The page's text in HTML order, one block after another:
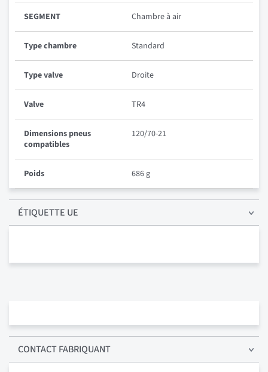
SEGMENT Chambre à air
Type chambre Standard
Type valve Droite
Valve TR4
Dimensions pneus
compatibles
120/70-21
Poids 686 g
ÉTIQUETTE UE
CONTACT FABRIQUANT